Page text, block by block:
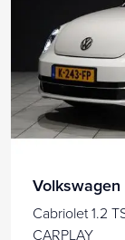
Cabriolet 1.2
CARPLAY